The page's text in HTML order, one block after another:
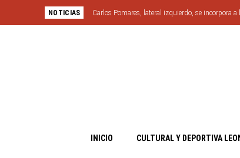
NOTICIAS Carlos Pomares, lateral izquierdo, se incorpora
INICIO CULTURAL Y DEPORTIVA